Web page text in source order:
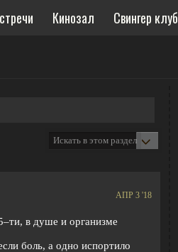
Кинозал Свингер клуб
АПР 3 '18
в душе и организме
боль, а одно испортило